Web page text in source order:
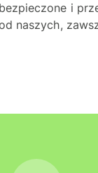
i
naszych,